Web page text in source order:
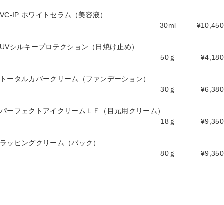
VC-IP ホワイトセラム（美容液）
30ml
¥10,450
UVシルキープロテクション（日焼け止め）
50ｇ
¥4,180
トータルカバークリーム（ファンデーション）
30ｇ
¥6,380
パーフェクトアイクリームＬＦ（目元用クリーム）
18ｇ
¥9,350
ラッピングクリーム（パック）
80ｇ
¥9,350